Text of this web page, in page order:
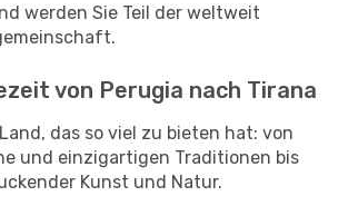
werden Sie Teil der weltweit
von Perugia nach Tirana
das so viel zu bieten hat: von
und einzigartigen Traditionen bis
Kunst und Natur.